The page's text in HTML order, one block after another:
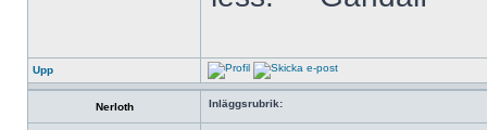
Upp
Nerloth Inläggsrubrik: